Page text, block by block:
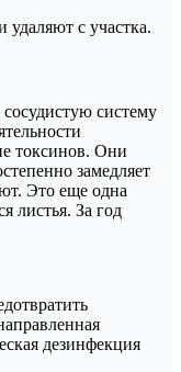
с участка.
систему
токсинов. Они
замедляет
Это еще одна
листья. За год
дезинфекция